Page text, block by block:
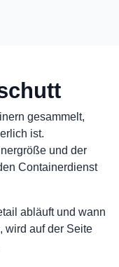
gesammelt,
ist.
und der
Containerdienst
abläuft und wann
wird auf der Seite